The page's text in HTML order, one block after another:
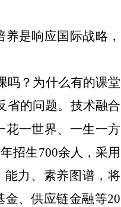
养是响应国际战略，
吗？为什么有的课堂
省的问题。技术融合
花一世界、一生一方
招生700余人，采用
力、素养图谱，将
、供应链金融等20